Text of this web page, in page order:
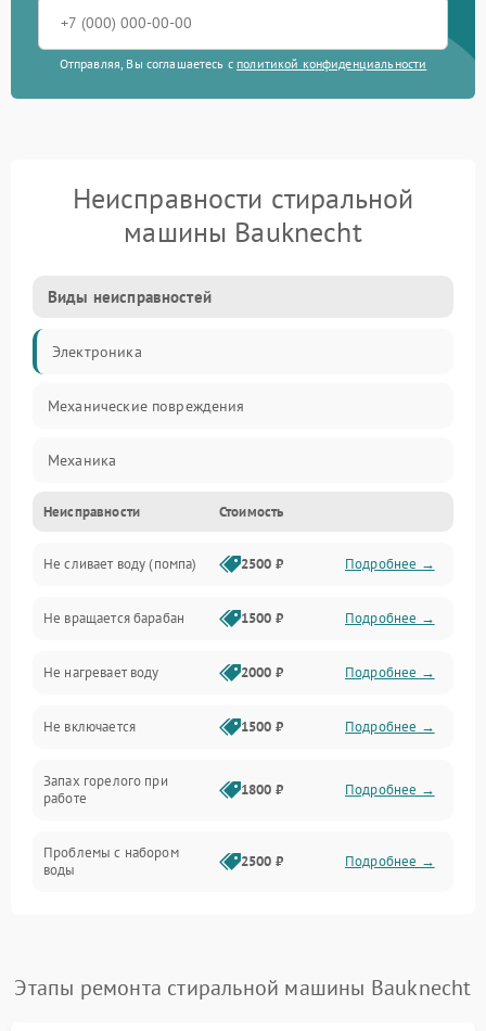
Отправляя, Вы соглашаетесь с политикой конфиденциальности
Неисправности стиральной
машины Bauknecht
Виды неисправностей
Электроника
Механические повреждения
Механика
Электропитание
Водоснабжение
Слив
Программное обеспечение
Неисправности Стоимость
Не сливает воду (помпа) 2500 ₽ Подробнее →
Не вращается барабан 1500 ₽ Подробнее →
Не нагревает воду 2000 ₽ Подробнее →
Не включается 1500 ₽ Подробнее →
Запах горелого при
работе
1800 ₽ Подробнее →
Проблемы с набором
воды
2500 ₽ Подробнее →
2200 ₽ Подробнее →
Этапы ремонта стиральной машины Bauknecht